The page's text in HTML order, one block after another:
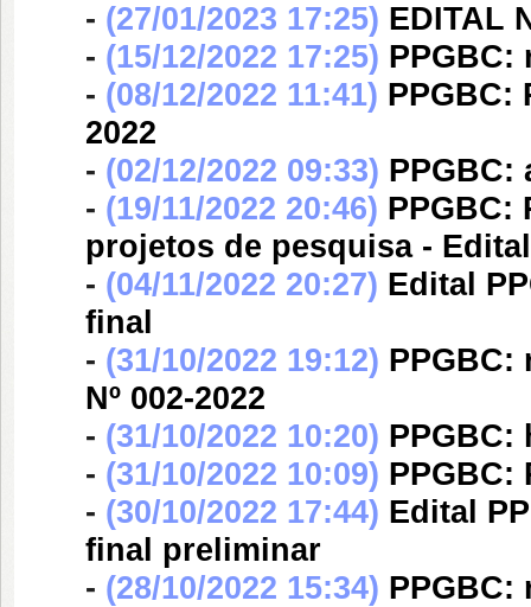
- (27/01/2023 17:25) EDITAL
- (15/12/2022 17:25) PPGBC:
- (08/12/2022 11:41) PPGBC:
2022
- (02/12/2022 09:33) PPGBC:
- (19/11/2022 20:46) PPGBC:
projetos de pesquisa - Edital
- (04/11/2022 20:27) Edital
final
- (31/10/2022 19:12)
Nº 002-2022
- (31/10/2022 10:20) PPGBC:
- (31/10/2022 10:09) PPGBC:
- (30/10/2022 17:44) Edital
final preliminar
- (28/10/2022 15:34)